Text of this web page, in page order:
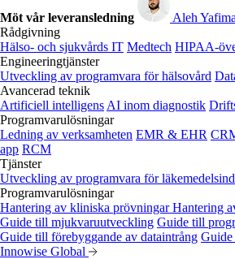
Möt vår leveransledning Aleh
Rådgivning
Hälso- och sjukvårds IT Medtech HIPAA-
Engineeringtjänster
Utveckling av programvara för hälsovård
Avancerad teknik
Artificiell intelligens AI inom diagnostik
Programvarulösningar
Ledning av verksamheten EMR & EHR
app RCM
Tjänster
Utveckling av programvara för
Programvarulösningar
Hantering av kliniska prövningarHantering
Guide till mjukvaruutveckling Guide till
Guide till förebyggande av dataintrång Guide
Innowise Global